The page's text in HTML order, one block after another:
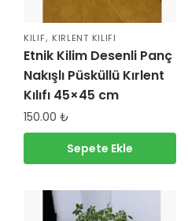
KILIF, KIRLENT KILIFI
Etnik Kilim Desenli Panç
Nakışlı Püsküllü Kırlent
Kılıfı 45×45 cm
150.00 ₺
Sepete Ekle